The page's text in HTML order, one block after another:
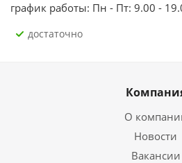
график работы: Пн - Пт: 9.00 -
Достаточно
О
Новости
Вакансии